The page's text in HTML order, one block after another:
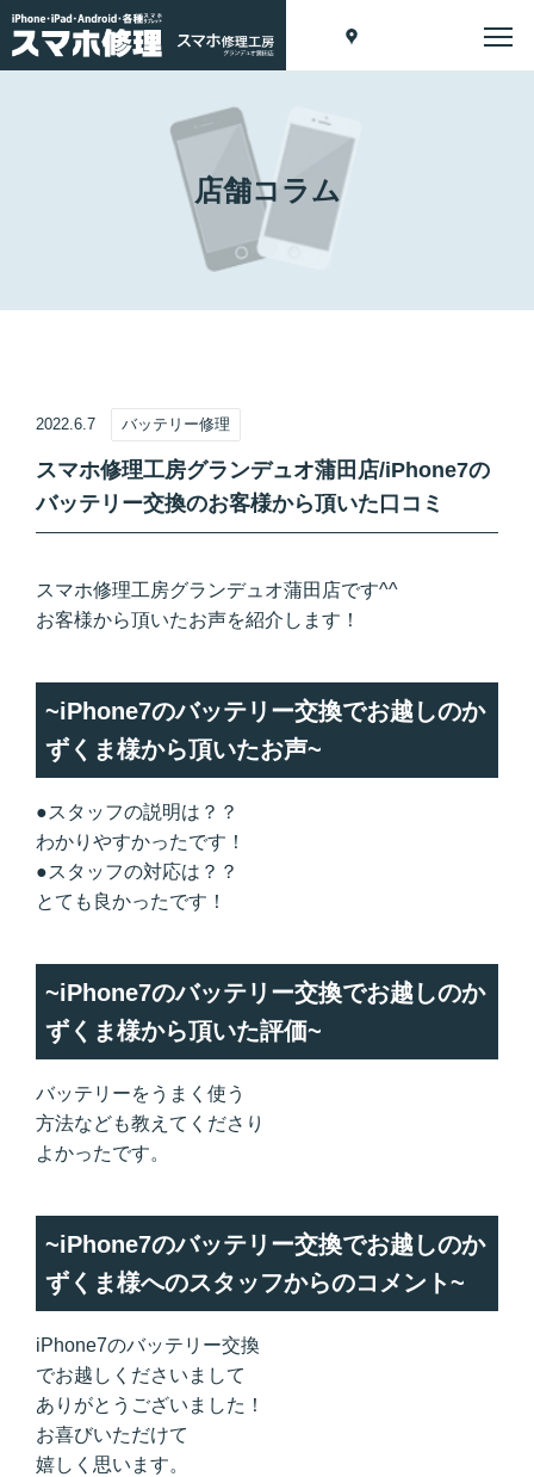
店舗コラム
2022.6.7 バッテリー修理
スマホ修理工房グランデュオ蒲田店/iPhone7の
バッテリー交換のお客様から頂いた口コミ
スマホ修理工房グランデュオ蒲田店です^^
お客様から頂いたお声を紹介します！
~iPhone7のバッテリー交換でお越しのか
ずくま様から頂いたお声~
●スタッフの説明は？？
わかりやすかったです！
●スタッフの対応は？？
とても良かったです！
~iPhone7のバッテリー交換でお越しのか
ずくま様から頂いた評価~
バッテリーをうまく使う
方法なども教えてくださり
よかったです。
~iPhone7のバッテリー交換でお越しのか
ずくま様へのスタッフからのコメント~
iPhone7のバッテリー交換
でお越しくださいまして
ありがとうございました！
お喜びいただけて
嬉しく思います。